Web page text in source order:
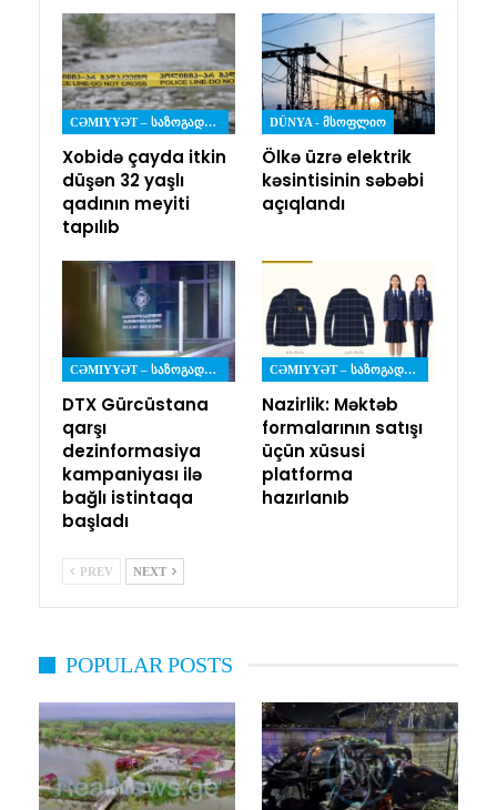
CƏMIYYƏT – ᲡᲐᲖᲝᲒᲐᲓᲝᲔᲑᲐ
Xobidə çayda itkin
düşən 32 yaşlı
qadının meyiti
tapılıb
DÜNYA - ᲛᲡᲝᲤᲚᲘᲝ
Ölkə üzrə elektrik
kəsintisinin səbəbi
açıqlandı
CƏMIYYƏT – ᲡᲐᲖᲝᲒᲐᲓᲝᲔᲑᲐ
DTX Gürcüstana
qarşı
dezinformasiya
kampaniyası ilə
bağlı istintaqa
başladı
CƏMIYYƏT – ᲡᲐᲖᲝᲒᲐᲓᲝᲔᲑᲐ
Nazirlik: Məktəb
formalarının satışı
üçün xüsusi
platforma
hazırlanıb
PREV NEXT
POPULAR POSTS